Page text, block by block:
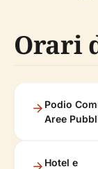
Orari
Podio
Aree
Hotel e